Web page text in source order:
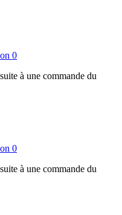
0
suite à une commande du
0
suite à une commande du